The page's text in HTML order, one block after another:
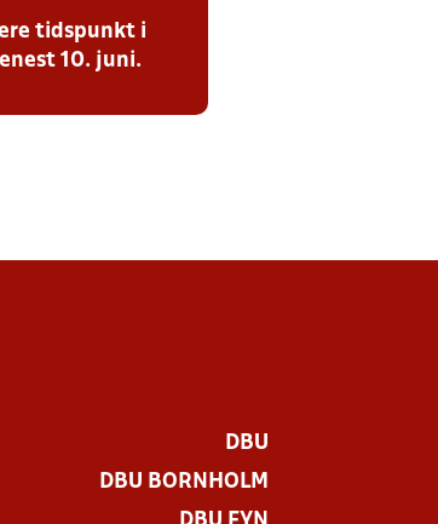
tidspunkt i
10. juni.
DBU
DBU BORNHOLM